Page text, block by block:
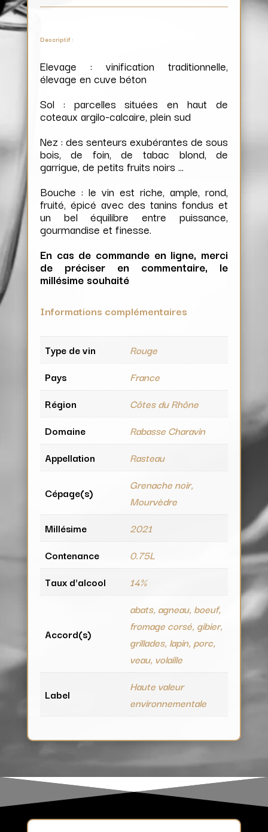
Descriptif :
Elevage : vinification traditionnelle,
élevage en cuve béton
Sol : parcelles situées en haut de
coteaux argilo-calcaire, plein sud
Nez : des senteurs exubérantes de sous
bois, de foin, de tabac blond, de
garrigue, de petits fruits noirs …
Bouche : le vin est riche, ample, rond,
fruité, épicé avec des tanins fondus et
un bel équilibre entre puissance,
gourmandise et finesse.
En cas de commande en ligne, merci
de préciser en commentaire, le
millésime souhaité
Informations complémentaires
Type de vin
Rouge
Pays
France
Région
Côtes du Rhône
Domaine
Rabasse Charavin
Appellation
Rasteau
Cépage(s)
Grenache noir,
Mourvèdre
Millésime
2021
Contenance
0.75L
Taux d'alcool
14%
Accord(s)
abats, agneau, boeuf,
fromage corsé, gibier,
grillades, lapin, porc,
veau, volaille
Label
Haute valeur
environnementale